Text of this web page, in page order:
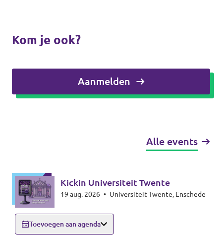
Kom je ook?
Aanmelden
Alle events
Kickin Universiteit Twente
19 aug. 2026 • Universiteit Twente, Enschede
Toevoegen aan agenda